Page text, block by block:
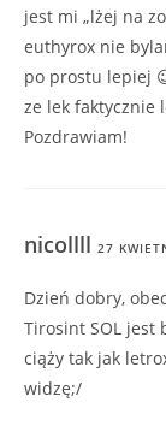
jest mi „lżej na
euthyrox nie
po prostu lepiej
ze lek faktycznie
Pozdrawiam!
nicollll 27
Dzień dobry,
Tirosint SOL jest
ciąży tak jak
widzę;/